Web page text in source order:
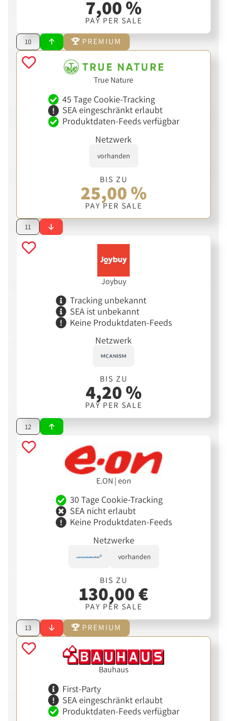
7,00 %
PAY PER SALE
10 PREMIUM
True Nature
45 Tage Cookie-Tracking
SEA eingeschränkt erlaubt
Produktdaten-Feeds verfügbar
Netzwerk
vorhanden
BIS ZU
25,00 %
PAY PER SALE
11
Joybuy
Tracking unbekannt
SEA ist unbekannt
Keine Produktdaten-Feeds
Netzwerk
BIS ZU
4,20 %
PAY PER SALE
12
E.ON | eon
30 Tage Cookie-Tracking
SEA nicht erlaubt
Keine Produktdaten-Feeds
Netzwerke
vorhanden
BIS ZU
130,00 €
PAY PER SALE
13 PREMIUM
Bauhaus
First-Party
SEA eingeschränkt erlaubt
Produktdaten-Feeds verfügbar